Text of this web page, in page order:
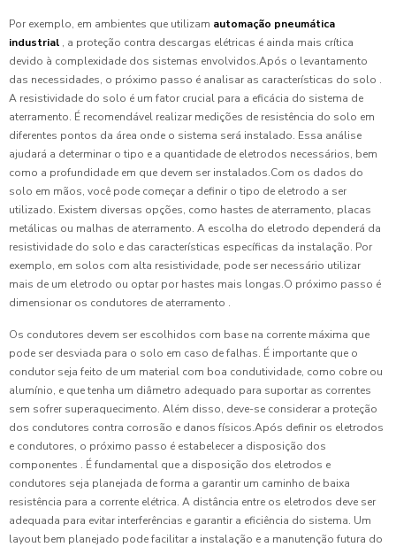
Por exemplo, em ambientes que utilizam automação pneumática
industrial , a proteção contra descargas elétricas é ainda mais crítica
devido à complexidade dos sistemas envolvidos.Após o levantamento
das necessidades, o próximo passo é analisar as características do solo .
A resistividade do solo é um fator crucial para a eficácia do sistema de
aterramento. É recomendável realizar medições de resistência do solo em
diferentes pontos da área onde o sistema será instalado. Essa análise
ajudará a determinar o tipo e a quantidade de eletrodos necessários, bem
como a profundidade em que devem ser instalados.Com os dados do
solo em mãos, você pode começar a definir o tipo de eletrodo a ser
utilizado. Existem diversas opções, como hastes de aterramento, placas
metálicas ou malhas de aterramento. A escolha do eletrodo dependerá da
resistividade do solo e das características específicas da instalação. Por
exemplo, em solos com alta resistividade, pode ser necessário utilizar
mais de um eletrodo ou optar por hastes mais longas.O próximo passo é
dimensionar os condutores de aterramento .
Os condutores devem ser escolhidos com base na corrente máxima que
pode ser desviada para o solo em caso de falhas. É importante que o
condutor seja feito de um material com boa condutividade, como cobre ou
alumínio, e que tenha um diâmetro adequado para suportar as correntes
sem sofrer superaquecimento. Além disso, deve-se considerar a proteção
dos condutores contra corrosão e danos físicos.Após definir os eletrodos
e condutores, o próximo passo é estabelecer a disposição dos
componentes . É fundamental que a disposição dos eletrodos e
condutores seja planejada de forma a garantir um caminho de baixa
resistência para a corrente elétrica. A distância entre os eletrodos deve ser
adequada para evitar interferências e garantir a eficiência do sistema. Um
layout bem planejado pode facilitar a instalação e a manutenção futura do